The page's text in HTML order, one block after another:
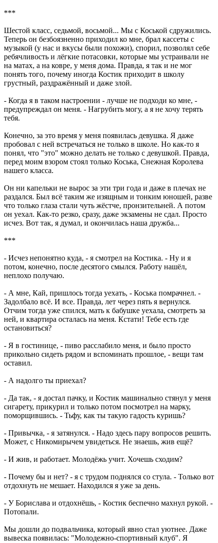
***
Шестой класс, седьмой, восьмой... Мы с Коськой сдружились.
Теперь он безбоязненно приходил ко мне, брал кассеты с
музыкой (у нас и вкусы были похожи), спорил, позволял себе
ребячливость и лёгкие потасовки, которые мы устраивали не
на матах, а на ковре, у меня дома. Правда, я так и не мог
понять того, почему иногда Костик приходит в школу
грустный, раздражённый и даже злой.
- Когда я в таком настроении - лучше не подходи ко мне, -
предупреждал он меня. - Нагрубить могу, а я не хочу терять
тебя.
Конечно, за это время у меня появилась девушка. Я даже
пробовал с ней встречаться не только в школе. Но как-то я
понял, что "это" можно делать не только с девушкой. Правда,
перед моим взором стоял только Коська, Снежная Королева
нашего класса.
Он ни капельки не вырос за эти три года и даже в плечах не
раздался. Был всё таким же изящным и тонким юношей, разве
что только глаза стали чуть жёстче, пронзительней. А потом
он уехал. Как-то резко, сразу, даже экзамены не сдал. Просто
исчез. Вот так, я думал, и окончилась наша дружба...
***
- Исчез непонятно куда, - я смотрел на Костика. - Ну и я
потом, конечно, после десятого смылся. Работу нашёл,
неплохо получаю.
- А мне, Кай, пришлось тогда уехать, - Коська помрачнел. -
Задолбало всё. И все. Правда, лет через пять я вернулся.
Отчим тогда уже спился, мать к бабушке уехала, смотреть за
ней, и квартира осталась на меня. Кстати! Тебе есть где
остановиться?
- Я в гостинице, - пиво расслабило меня, и было просто
прикольно сидеть рядом и вспоминать прошлое, - вещи там
оставил.
- А надолго ты приехал?
- Да так, - я достал пачку, и Костик машинально стянул у меня
сигарету, прикурил и только потом посмотрел на марку,
поморщившись. - Тьфу, как ты такую гадость куришь?
- Привычка, - я затянулся. - Надо здесь пару вопросов решить.
Может, с Никомирычем увидеться. Не знаешь, жив ещё?
- И жив, и работает. Молодёжь учит. Хочешь сходим?
- Почему бы и нет? - я с трудом поднялся со стула. - Только вот
отдохнуть не мешает. Находился я уже за день.
- У Борислава и отдохнёшь, - Костик беспечно махнул рукой. -
Потопали.
Мы дошли до подвальчика, который явно стал уютнее. Даже
вывеска появилась: "Молодежно-спортивный клуб". Я